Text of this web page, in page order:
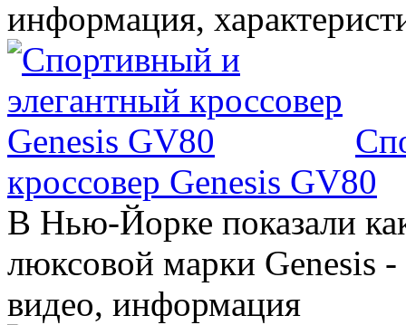
информация,
кроссовер Genesis GV80
В Нью-Йорке показали
люксовой марки Genesis
видео, информация